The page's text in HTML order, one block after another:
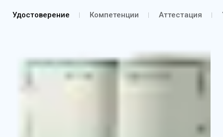
Удостоверение о повышении квалификации
Выписка из протокола об аттестации согласно
Удостоверение Компетенции Аттестация